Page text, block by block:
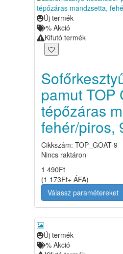
Új termék
% Akció
Kifutó termék
pamut TOP
tépőzáras
fehér/piros,
Cikkszám: TOP_GOAT-9
Nincs raktáron
1 490Ft
(1 173Ft+ ÁFA)
Válassz paramétereket
Új termék
% Akció